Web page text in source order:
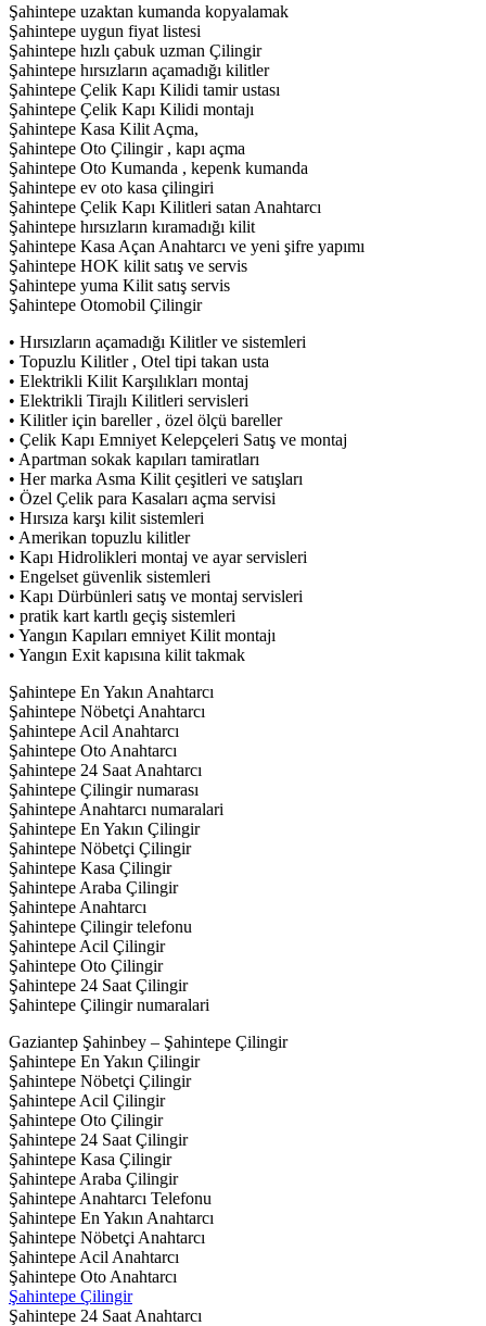
Şahintepe uzaktan kumanda kopyalamak
Şahintepe uygun fiyat listesi
Şahintepe hızlı çabuk uzman Çilingir
Şahintepe hırsızların açamadığı kilitler
Şahintepe Çelik Kapı Kilidi tamir ustası
Şahintepe Çelik Kapı Kilidi montajı
Şahintepe Kasa Kilit Açma,
Şahintepe Oto Çilingir , kapı açma
Şahintepe Oto Kumanda , kepenk kumanda
Şahintepe ev oto kasa çilingiri
Şahintepe Çelik Kapı Kilitleri satan Anahtarcı
Şahintepe hırsızların kıramadığı kilit
Şahintepe Kasa Açan Anahtarcı ve yeni şifre yapımı
Şahintepe HOK kilit satış ve servis
Şahintepe yuma Kilit satış servis
Şahintepe Otomobil Çilingir
• Hırsızların açamadığı Kilitler ve sistemleri
• Topuzlu Kilitler , Otel tipi takan usta
• Elektrikli Kilit Karşılıkları montaj
• Elektrikli Tirajlı Kilitleri servisleri
• Kilitler için bareller , özel ölçü bareller
• Çelik Kapı Emniyet Kelepçeleri Satış ve montaj
• Apartman sokak kapıları tamiratları
• Her marka Asma Kilit çeşitleri ve satışları
• Özel Çelik para Kasaları açma servisi
• Hırsıza karşı kilit sistemleri
• Amerikan topuzlu kilitler
• Kapı Hidrolikleri montaj ve ayar servisleri
• Engelset güvenlik sistemleri
• Kapı Dürbünleri satış ve montaj servisleri
• pratik kart kartlı geçiş sistemleri
• Yangın Kapıları emniyet Kilit montajı
• Yangın Exit kapısına kilit takmak
Şahintepe En Yakın Anahtarcı
Şahintepe Nöbetçi Anahtarcı
Şahintepe Acil Anahtarcı
Şahintepe Oto Anahtarcı
Şahintepe 24 Saat Anahtarcı
Şahintepe Çilingir numarası
Şahintepe Anahtarcı numaralari
Şahintepe En Yakın Çilingir
Şahintepe Nöbetçi Çilingir
Şahintepe Kasa Çilingir
Şahintepe Araba Çilingir
Şahintepe Anahtarcı
Şahintepe Çilingir telefonu
Şahintepe Acil Çilingir
Şahintepe Oto Çilingir
Şahintepe 24 Saat Çilingir
Şahintepe Çilingir numaralari
Gaziantep Şahinbey – Şahintepe Çilingir
Şahintepe En Yakın Çilingir
Şahintepe Nöbetçi Çilingir
Şahintepe Acil Çilingir
Şahintepe Oto Çilingir
Şahintepe 24 Saat Çilingir
Şahintepe Kasa Çilingir
Şahintepe Araba Çilingir
Şahintepe Anahtarcı Telefonu
Şahintepe En Yakın Anahtarcı
Şahintepe Nöbetçi Anahtarcı
Şahintepe Acil Anahtarcı
Şahintepe Oto Anahtarcı
Şahintepe Çilingir
Şahintepe 24 Saat Anahtarcı